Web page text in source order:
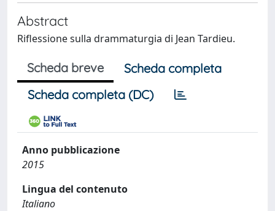
Abstract
Riflessione sulla drammaturgia di Jean Tardieu.
Scheda breve
Scheda completa
Scheda completa (DC)
Anno pubblicazione
2015
Lingua del contenuto
Italiano